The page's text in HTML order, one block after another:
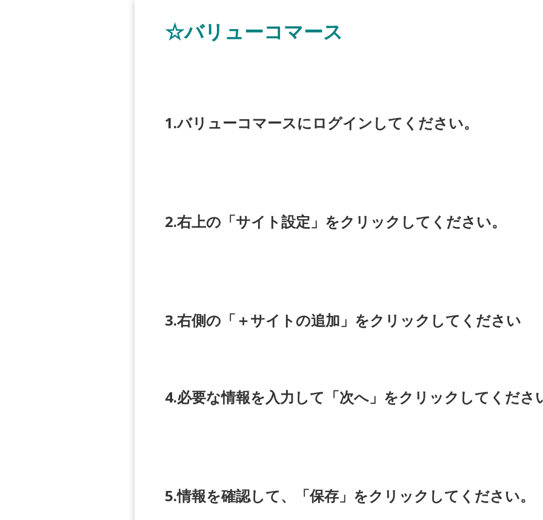
☆バリューコマース
1.バリューコマースにログインしてください。
2.右上の「サイト設定」をクリックしてください。
3.右側の「＋サイトの追加」をクリックしてください
4.必要な情報を入力して「次へ」をクリックしてくださ
5.情報を確認して、「保存」をクリック してください。